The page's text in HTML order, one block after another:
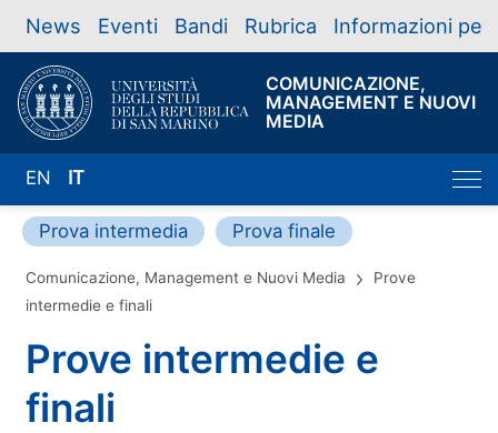
News Eventi Bandi Rubrica Informazioni per
COMUNICAZIONE,
MANAGEMENT E NUOVI
MEDIA
EN IT
Prova intermedia Prova finale
Comunicazione, Management e Nuovi Media
Prove
intermedie e finali
Prove intermedie e
finali